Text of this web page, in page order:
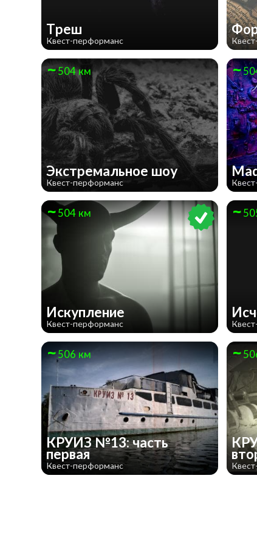
Треш
Квест-перформанс
504 км
Экстремальное шоу
Квест-перформанс
504 км
Искупление
Квест-перформанс
506 км
КРУИЗ №13: часть
первая
Квест-перформанс